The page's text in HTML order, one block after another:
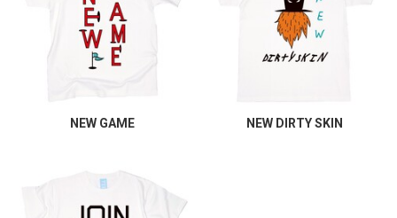
NEW GAME NEW DIRTY SKIN